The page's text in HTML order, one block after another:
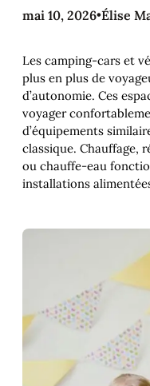
mai 10, 2026•Élise
Les camping-cars et
plus en plus de
d’autonomie. Ces
voyager
d’équipements
classique. Chauffage,
ou chauffe-eau
installations